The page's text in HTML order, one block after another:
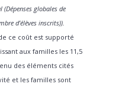
globales de
d’élèves inscrits)).
ce coût est supporté
aux familles les 11,5
des éléments cités
et les familles sont